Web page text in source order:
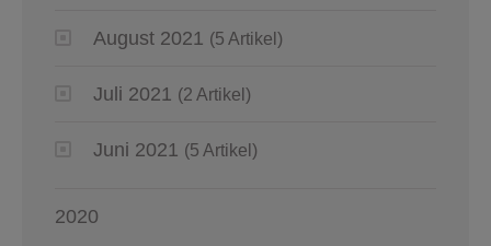
August 2021 (5 Artikel)
Juli 2021 (2 Artikel)
Juni 2021 (5 Artikel)
2020